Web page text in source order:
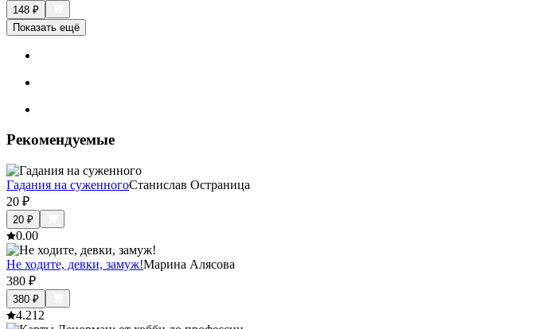
148 ₽
Показать ещё
Рекомендуемые
Гадания на суженногоСтанислав Остраница
20 ₽
20 ₽
0.00
Не ходите, девки, замуж!Марина Алясова
380 ₽
380 ₽
4.212